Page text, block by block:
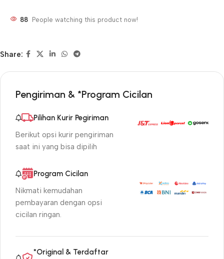
88 People watching this product now!
Share:
Pengiriman & *Program Cicilan
Pilihan Kurir Pegiriman
Berikut opsi kurir pengiriman
saat ini yang bisa dipilih
Program Cicilan
Nikmati kemudahan
pembayaran dengan opsi
cicilan ringan.
*Original & Terdaftar